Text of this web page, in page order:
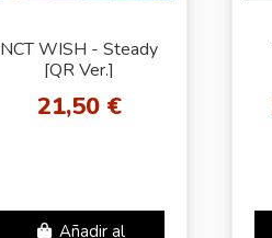
NCT WISH - Steady
[QR Ver.]
21,50 €
Añadir al